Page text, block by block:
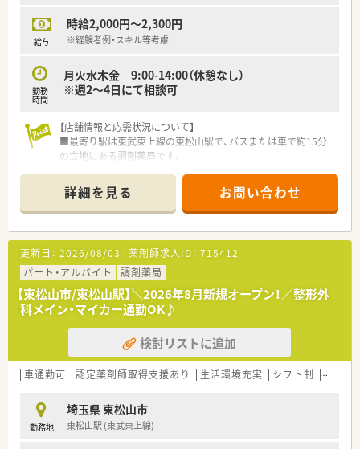
給与
時給2,000円～2,300円
※経験者例・スキル等考慮
勤務
時間
月火水木金 9:00-14:00（休憩なし）
※週2～4日にて相談可
【店舗情報と応需状況について】
■最寄り駅は東武東上線の東松山駅で、バスまたは車で約15分
の立地にある調剤薬局です。
ているため、多くの症例に触れることができます。
■処方箋枚数は1日あたり約50枚で、常勤3名とパート1名の体制
で、常時3名でゆとりを持って対応しています。
【法人特徴について】
■西埼玉エリアを中心に約30店舗をドミナント展開しており、
地域に密着した医療サービスを提供しています。
■西武線や東武東上線沿線に店舗が集中しているため、万が一異
動があっても通勤負担が少ないのが特徴です。
■地域を限定することで在庫共有やヘルプ体制の効率化を図り、
働きやすい環境を実現している企業です。
詳細を見る お問い合わせ
更新日： 2026/08/03 薬剤師求人ID： 715412
パート・アルバイト
調剤薬局
【東松山市/東松山駅】＼2026年8月新規オープン！／整形外
科メイン・マイカー通勤OK♪
検討リストに追加
車通勤可 認定薬剤師取得支援あり 生活環境充実 シフト制 大手チ
勤務地
埼玉県 東松山市
東松山駅 (東武東上線)